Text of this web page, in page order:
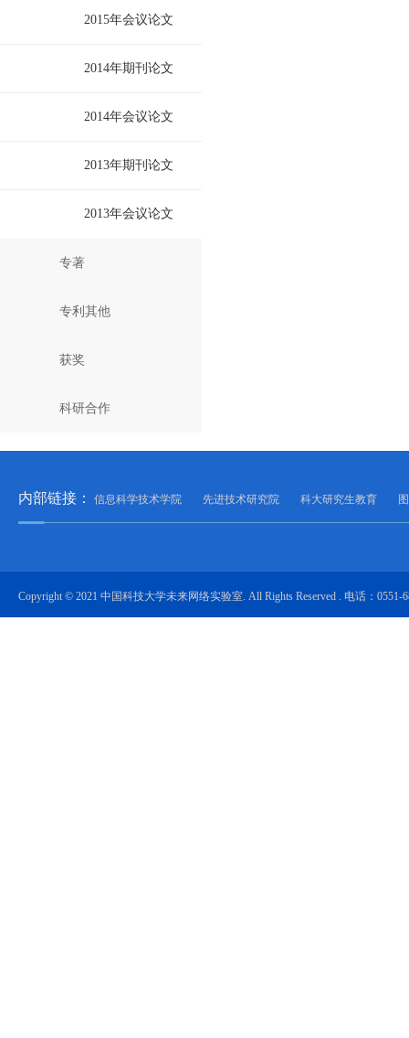
2015年会议论文
2014年期刊论文
2014年会议论文
2013年期刊论文
2013年会议论文
专著
专利其他
获奖
科研合作
内部链接： 信息科学技术学院 先进技术研究院 科大研究生教育
Copyright © 2021 中国科技大学未来网络实验室. All Rights Reserved . 电话：